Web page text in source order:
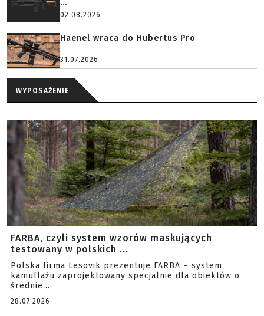
...
02.08.2026
Haenel wraca do Hubertus Pro
31.07.2026
WYPOSAŻENIE
FARBA, czyli system wzorów maskujących
testowany w polskich ...
Polska firma Lesovik prezentuje FARBA – system
kamuflażu zaprojektowany specjalnie dla obiektów o
średnie...
28.07.2026